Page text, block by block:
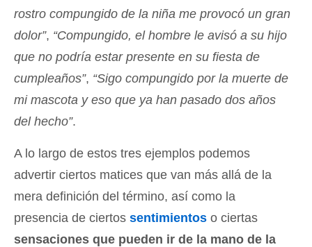
rostro compungido de la niña me provocó un gran
dolor”, “Compungido, el hombre le avisó a su hijo
que no podría estar presente en su fiesta de
cumpleaños”, “Sigo compungido por la muerte de
mi mascota y eso que ya han pasado dos años
del hecho”.
A lo largo de estos tres ejemplos podemos
advertir ciertos matices que van más allá de la
mera definición del término, así como la
presencia de ciertos sentimientos o ciertas
sensaciones que pueden ir de la mano de la